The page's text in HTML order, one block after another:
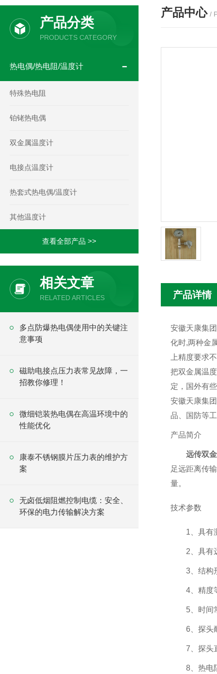
产品分类
PRODUCTS CATEGORY
热电偶/热电阻/温度计
特殊热电阻
铂铑热电偶
双金属温度计
电接点温度计
热套式热电偶/温度计
其他温度计
查看全部产品 >>
相关文章
RELATED ARTICLES
多点防爆热电偶使用中的关键注
意事项
磁助电接点压力表常见故障，一
招教你修理！
微细铠装热电偶在高温环境中的
性能优化
康泰不锈钢膜片压力表的维护方
案
无卤低烟阻燃控制电缆：安全、
环保的电力传输解决方案
产品中心 /
产品详情
安徽天康集
化时,两种金
上精度要求
把双金属温
定，国外有
安徽天康集
品、国防等
产品简介
远传双
足远距离传
量。
技术参数
1、具有测
2、具有远
3、结构形
4、精度
5、时间
6、探头
7、探头直
8、热电阻